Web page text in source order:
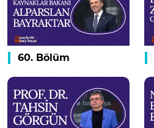
60. Bölüm